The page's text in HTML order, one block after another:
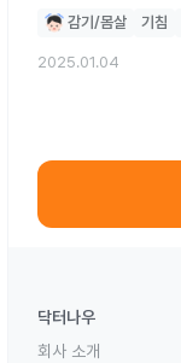
감기/몸살 기침
2025.01.04
닥터나우
회사 소개